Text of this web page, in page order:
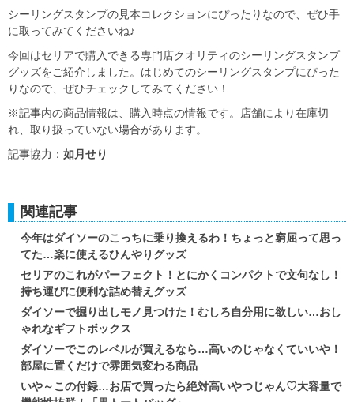
シーリングスタンプの見本コレクションにぴったりなので、ぜひ手
に取ってみてくださいね♪
今回はセリアで購入できる専門店クオリティのシーリングスタンプ
グッズをご紹介しました。はじめてのシーリングスタンプにぴった
りなので、ぜひチェックしてみてください！
※記事内の商品情報は、購入時点の情報です。店舗により在庫切
れ、取り扱っていない場合があります。
記事協力： 如月せり
関連記事
今年はダイソーのこっちに乗り換えるわ！ちょっと窮屈って思っ
てた…楽に使えるひんやりグッズ
セリアのこれがパーフェクト！とにかくコンパクトで文句なし！
持ち運びに便利な詰め替えグッズ
ダイソーで掘り出しモノ見つけた！むしろ自分用に欲しい…おし
ゃれなギフトボックス
ダイソーでこのレベルが買えるなら…高いのじゃなくていいや！
部屋に置くだけで雰囲気変わる商品
いや～この付録…お店で買ったら絶対高いやつじゃん♡大容量で